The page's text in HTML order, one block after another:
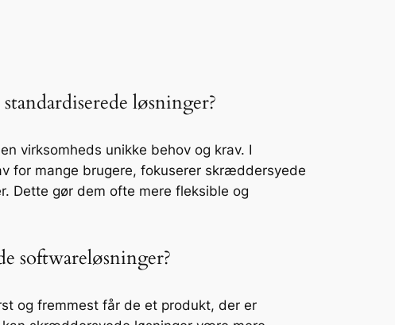
løsninger?
virksomheds unikke behov og krav. I
for mange brugere, fokuserer skræddersyede
Dette gør dem ofte mere fleksible og
softwareløsninger?
og fremmest får de et produkt, der er